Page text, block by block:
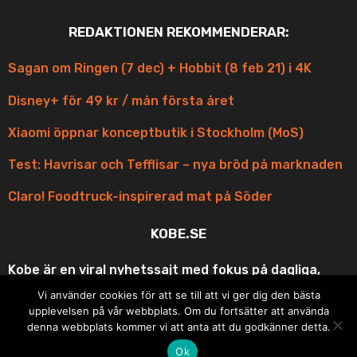
REDAKTIONEN REKOMMENDERAR:
Sagan om Ringen (7 dec) + Hobbit (8 feb 21) i 4K
Disney+ för 49 kr / mån första året
Xiaomi öppnar konceptbutik i Stockholm (MoS)
Test: Havrisar och Tefflisar – nya bröd på marknaden
Claro! Foodtruck-inspirerad mat på Söder
KOBE.SE
Kobe är en viral nyhetssajt med fokus på dagliga,
korta och scroll-vänliga uppdateringar med fina
bilder och roliga videos ur underhållningen och
matens underbara värld. Din bästa vän på resan eller
Vi använder cookies för att se till att vi ger dig den bästa
upplevelsen på vår webbplats. Om du fortsätter att använda
denna webbplats kommer vi att anta att du godkänner detta.
Ok